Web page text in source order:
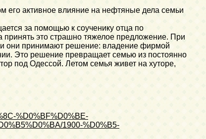
его активное влияние на нефтяные дела семьи
за помощью к соученику отца по
это страшно тяжелое предложение. При
они принимают решение: владение фирмой
Это решение превращает семью из постоянно
под Одессой. Летом семья живет на хуторе,
%D0%BF%D0%BE-
1900-%D0%B5-